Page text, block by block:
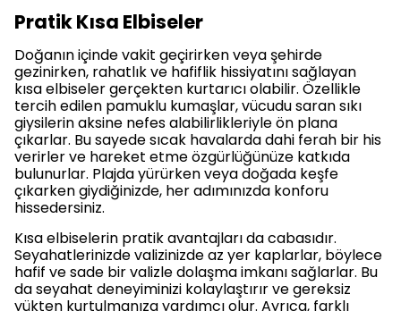
Pratik Kısa Elbiseler
Doğanın içinde vakit geçirirken veya şehirde
gezinirken, rahatlık ve hafiflik hissiyatını sağlayan
kısa elbiseler gerçekten kurtarıcı olabilir. Özellikle
tercih edilen pamuklu kumaşlar, vücudu saran sıkı
giysilerin aksine nefes alabilirlikleriyle ön plana
çıkarlar. Bu sayede sıcak havalarda dahi ferah bir his
verirler ve hareket etme özgürlüğünüze katkıda
bulunurlar. Plajda yürürken veya doğada keşfe
çıkarken giydiğinizde, her adımınızda konforu
hissedersiniz.
Kısa elbiselerin pratik avantajları da cabasıdır.
Seyahatlerinizde valizinizde az yer kaplarlar, böylece
hafif ve sade bir valizle dolaşma imkanı sağlarlar. Bu
da seyahat deneyiminizi kolaylaştırır ve gereksiz
yükten kurtulmanıza yardımcı olur. Ayrıca, farklı